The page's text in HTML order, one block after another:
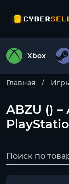
Xbox
Главная
ABZU ()